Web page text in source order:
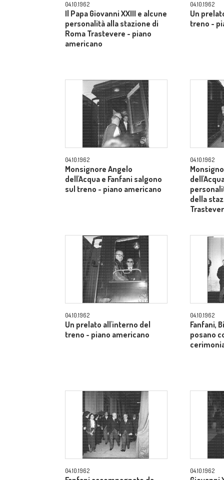
04.10.1962
Il Papa Giovanni XXIII e alcune
personalità alla stazione di
Roma Trastevere - piano
americano
04.10.1962
Un
treno -
04.10.1962
Monsignore Angelo
dell'Acqua e Fanfani salgono
sul treno - piano americano
04.10.1962
della
04.10.1962
Un prelato all'interno del
treno - piano americano
04.10.1962
Fanfani,
posano
04.10.1962 04.10.1962